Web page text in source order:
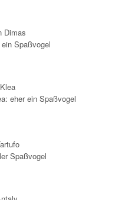
Dimas
Spaßvogel
eher ein Spaßvogel
Spaßvogel